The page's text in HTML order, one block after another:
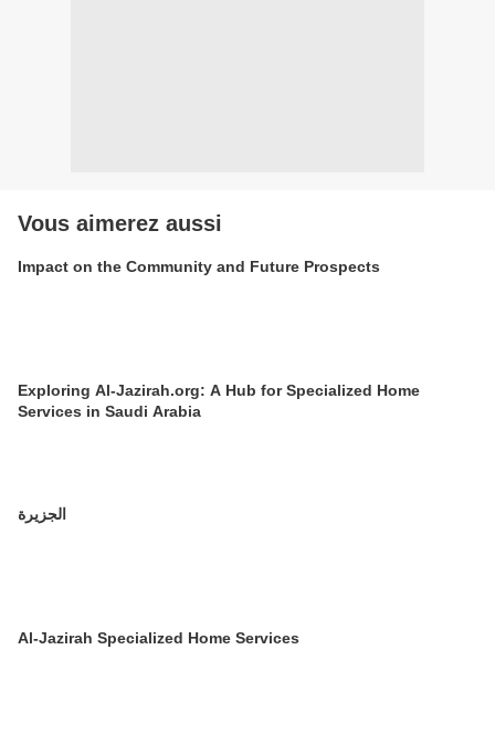
Vous aimerez aussi
Impact on the Community and Future Prospects
Exploring Al-Jazirah.org: A Hub for Specialized Home
Services in Saudi Arabia
الجزيرة
Al-Jazirah Specialized Home Services